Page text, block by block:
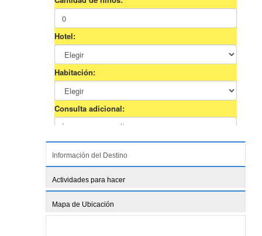
Información del Destino
Actividades para hacer
Mapa de Ubicación